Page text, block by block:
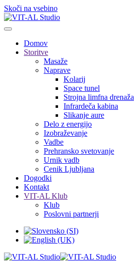
Skoči na vsebino
Domov
Storitve
Masaže
Naprave
Kolarij
Space tunel
Strojna limfna drenaža
Infrardeča kabina
Slikanje aure
Delo z energijo
Izobraževanje
Vadbe
Prehransko svetovanje
Urnik vadb
Cenik Ljubljana
Dogodki
Kontakt
VIT-AL Klub
Klub
Poslovni partnerji